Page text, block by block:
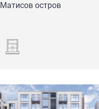
Матисов остров